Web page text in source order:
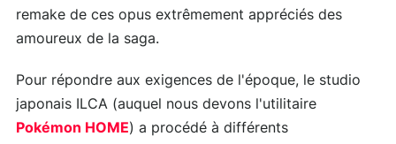
remake de ces opus extrêmement appréciés des
amoureux de la saga.
Pour répondre aux exigences de l'époque, le studio
japonais ILCA (auquel nous devons l'utilitaire
Pokémon HOME) a procédé à différents